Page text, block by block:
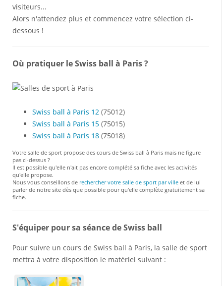
visiteurs...
Alors n'attendez plus et commencez votre sélection ci-
dessous !
Où pratiquer le Swiss ball à Paris ?
Swiss ball à Paris 12 (75012)
Swiss ball à Paris 15 (75015)
Swiss ball à Paris 18 (75018)
Votre salle de sport propose des cours de Swiss ball à Paris mais ne figure
pas ci-dessus ?
Il est possible qu'elle n'ait pas encore complété sa fiche avec les activités
qu'elle propose.
Nous vous conseillons de rechercher votre salle de sport par ville et de lui
parler de notre site dès que possible pour qu'elle complète gratuitement sa
fiche.
S'équiper pour sa séance de Swiss ball
Pour suivre un cours de Swiss ball à Paris, la salle de sport
mettra à votre disposition le matériel suivant :